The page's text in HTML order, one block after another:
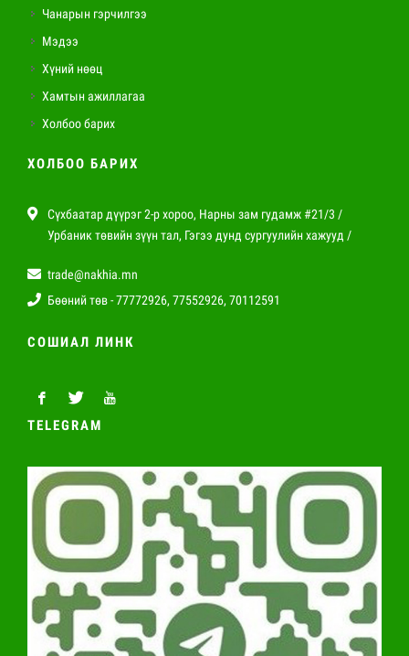
Чанарын гэрчилгээ
Мэдээ
Хүний нөөц
Хамтын ажиллагаа
Холбоо барих
ХОЛБОО БАРИХ
Сүхбаатар дүүрэг 2-р хороо, Нарны зам гудамж #21/3 /
Урбаник төвийн зүүн тал, Гэгээ дунд сургуулийн хажууд /
trade@nakhia.mn
Бөөний төв - 77772926, 77552926, 70112591
СОШИАЛ ЛИНК
TELEGRAM